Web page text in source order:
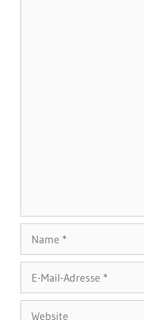
Mail-
Adresse